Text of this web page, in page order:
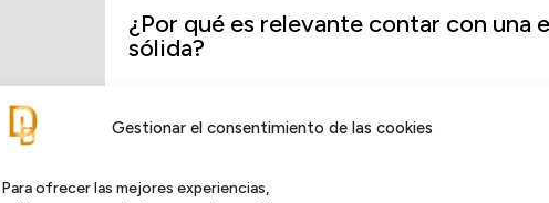
Gestionar el consentimiento de las cookies
Para ofrecer las mejores experiencias,
¿Por qué es relevante contar con una
sólida?
Una estrategia financiera bien estructurada
recursos, asegurando la estabilidad y crecimiento
ayuda a prever necesidades de financiación,
gestionar la liquidez para minimizar en